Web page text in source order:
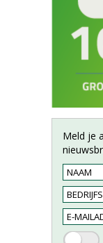
Meld je